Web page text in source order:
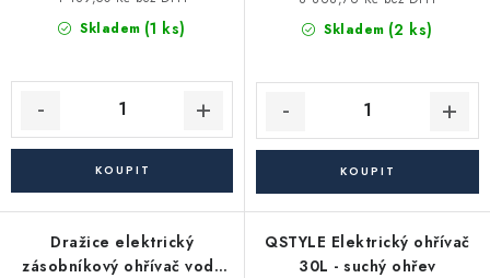
Skladem (1 ks) Skladem (2 ks)
Dražice elektrický
zásobníkový ohřívač vody
QSTYLE Elektrický ohřívač
30L - suchý ohřev